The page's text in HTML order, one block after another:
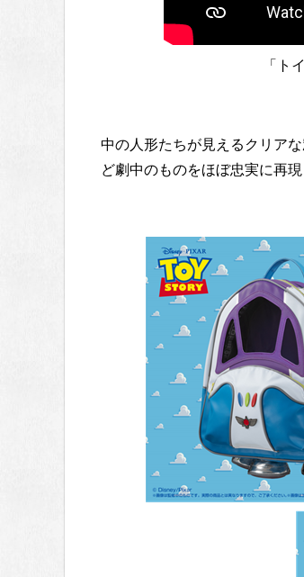
「ト
中の人形たちが見えるクリア
ど劇中のものをほぼ忠実に再